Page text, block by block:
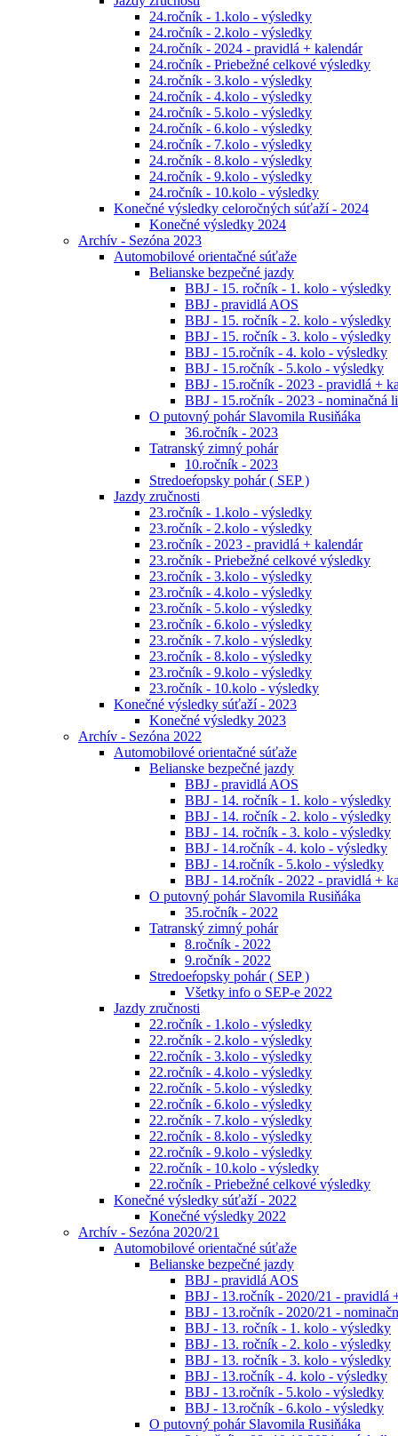
24.ročník - 1.kolo - výsledky
24.ročník - 2.kolo - výsledky
24.ročník - 2024 - pravidlá + kalendár
24.ročník - Priebežné celkové výsledky
24.ročník - 3.kolo - výsledky
24.ročník - 4.kolo - výsledky
24.ročník - 5.kolo - výsledky
24.ročník - 6.kolo - výsledky
24.ročník - 7.kolo - výsledky
24.ročník - 8.kolo - výsledky
24.ročník - 9.kolo - výsledky
24.ročník - 10.kolo - výsledky
Konečné výsledky celoročných súťaží - 2024
Konečné výsledky 2024
Archív - Sezóna 2023
Automobilové orientačné súťaže
Belianske bezpečné jazdy
BBJ - 15. ročník - 1. kolo - výsledky
BBJ - pravidlá AOS
BBJ - 15. ročník - 2. kolo - výsledky
BBJ - 15. ročník - 3. kolo - výsledky
BBJ - 15.ročník - 4. kolo - výsledky
BBJ - 15.ročník - 5.kolo - výsledky
BBJ - 15.ročník - 2023 - pravidlá +
BBJ - 15.ročník - 2023 - nominačná
O putovný pohár Slavomila Rusiňáka
36.ročník - 2023
Tatranský zimný pohár
10.ročník - 2023
Stredoeŕopsky pohár ( SEP )
Jazdy zručnosti
23.ročník - 1.kolo - výsledky
23.ročník - 2.kolo - výsledky
23.ročník - 2023 - pravidlá + kalendár
23.ročník - Priebežné celkové výsledky
23.ročník - 3.kolo - výsledky
23.ročník - 4.kolo - výsledky
23.ročník - 5.kolo - výsledky
23.ročník - 6.kolo - výsledky
23.ročník - 7.kolo - výsledky
23.ročník - 8.kolo - výsledky
23.ročník - 9.kolo - výsledky
23.ročník - 10.kolo - výsledky
Konečné výsledky súťaží - 2023
Konečné výsledky 2023
Archív - Sezóna 2022
Automobilové orientačné súťaže
Belianske bezpečné jazdy
BBJ - pravidlá AOS
BBJ - 14. ročník - 1. kolo - výsledky
BBJ - 14. ročník - 2. kolo - výsledky
BBJ - 14. ročník - 3. kolo - výsledky
BBJ - 14.ročník - 4. kolo - výsledky
BBJ - 14.ročník - 5.kolo - výsledky
BBJ - 14.ročník - 2022 - pravidlá +
O putovný pohár Slavomila Rusiňáka
35.ročník - 2022
Tatranský zimný pohár
8.ročník - 2022
9.ročník - 2022
Stredoeŕopsky pohár ( SEP )
Všetky info o SEP-e 2022
Jazdy zručnosti
22.ročník - 1.kolo - výsledky
22.ročník - 2.kolo - výsledky
22.ročník - 3.kolo - výsledky
22.ročník - 4.kolo - výsledky
22.ročník - 5.kolo - výsledky
22.ročník - 6.kolo - výsledky
22.ročník - 7.kolo - výsledky
22.ročník - 8.kolo - výsledky
22.ročník - 9.kolo - výsledky
22.ročník - 10.kolo - výsledky
22.ročník - Priebežné celkové výsledky
Konečné výsledky súťaží - 2022
Konečné výsledky 2022
Archív - Sezóna 2020/21
Automobilové orientačné súťaže
Belianske bezpečné jazdy
BBJ - pravidlá AOS
BBJ - 13.ročník - 2020/21 - pravidlá
BBJ - 13.ročník - 2020/21 -
BBJ - 13. ročník - 1. kolo - výsledky
BBJ - 13. ročník - 2. kolo - výsledky
BBJ - 13. ročník - 3. kolo - výsledky
BBJ - 13.ročník - 4. kolo - výsledky
BBJ - 13.ročník - 5.kolo - výsledky
BBJ - 13.ročník - 6.kolo - výsledky
O putovný pohár Slavomila Rusiňáka